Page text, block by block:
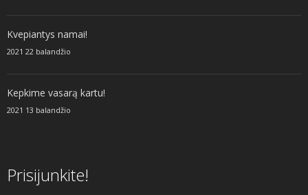
Kvepiantys namai!
2021 22 balandžio
Kepkime vasarą kartu!
2021 13 balandžio
Prisijunkite!